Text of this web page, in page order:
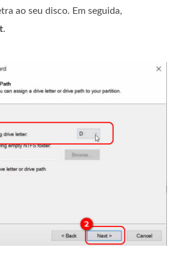
ao seu disco. Em seguida,
.